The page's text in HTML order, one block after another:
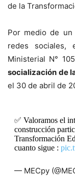
de la
Por medio de
redes sociales,
Ministerial N°
socialización de
el 30 de abril de
✅ Valoramos el
construcción
Transformación
cuanto sigue :
— MECpy